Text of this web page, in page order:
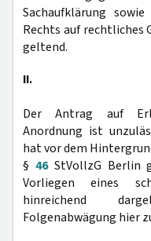
Sachaufklärung
Rechts auf rechtliches
geltend.
II.
Der Antrag auf
Anordnung ist
hat vor dem
§ 46StVollzG Berlin
Vorliegen eines
hinreichend
Folgenabwägung hier